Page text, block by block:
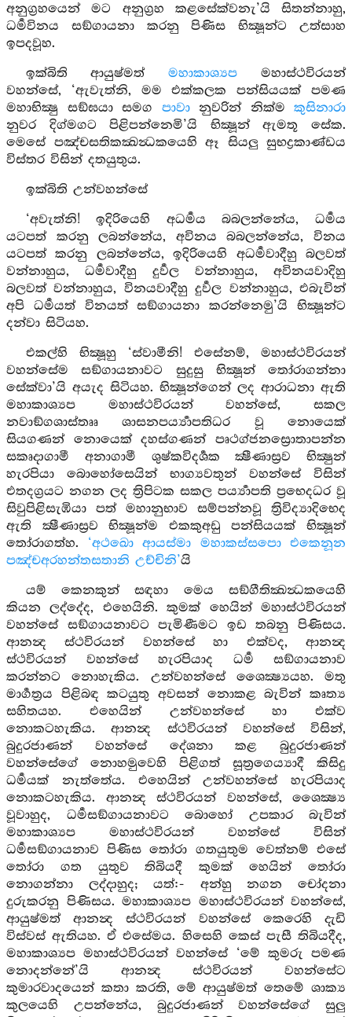
අනුග්‍රහයෙන් මට අනුග්‍රහ කළසේක්වනැ’යි සිතන්නාහු,
ධර්‍මවිනය සඞ්ගායනා කරනු පිණිස භික්‍ෂූන්ට උත්සාහ
ඉපදවූහ.
ඉක්බිති ආයුෂ්මත්මහාකාශ්‍යප මහාස්ථවිරයන්
වහන්සේ, ‘ඇවැත්නි, මම එක්කලක පන්සියයක් පමණ
මහාභික්‍ෂු සඞ්ඝයා සමග පාවානුවරින් නික්ම කුසිනාරා
නුවර දිග්මගට පිළිපන්නෙමි’යි භික්‍ෂූන් ඇමතූ සේක.
මෙසේ පඤ්චසතිකක්‍ඛන්‍ධකයෙහි ඈ සියලු සුභද්‍රකාණ්ඩය
විස්තර විසින් දතයුතුය.
ඉක්බිති උන්වහන්සේ
‘අවැත්නි! ඉදිරියෙහි අධර්‍මය බබලන්නේය, ධර්‍මය
යටපත් කරනු ලබන්නේය, අවිනය බබලන්නේය, විනය
යටපත් කරනු ලබන්නේය, ඉදිරියෙහි අධර්‍මවාදීහු බලවත්
වන්නාහුය, ධර්‍මවාදීහු දුර්‍වල වන්නාහුය, අවිනයවාදිහු
බලවත් වන්නාහුය, විනයවාදීහු දුර්‍වල වන්නාහුය, එබැවින්
අපි ධර්‍මයත් විනයත් සඞ්ගායනා කරන්නෙමු’යි භික්‍ෂූන්ට
දන්වා සිටියහ.
එකල්හි භික්‍ෂූහු ‘ස්වාමීනි! එසේනම්, මහාස්ථවිරයන්
වහන්සේම සඞ්ගායනාවට සුදුසු භික්‍ෂූන් තෝරාගන්නා
සේක්වා’යි අයැද සිටියහ. භික්‍ෂූන්ගෙන් ලද ආරාධනා ඇති
මහාකාශ්‍යප මහාස්ථවිරයන් වහන්සේ, සකල
නවාඞ්ගශාස්තෲ ශාසනපර්‍ය්‍යාපතිධර වූ නොයෙක්
සියගණන් නොයෙක් දහස්ගණන් පෘථග්ජනස්‍රොතාපන්න
සකෘදාගාමී අනාගාමී ශුෂ්කවිදර්‍ශක ක්‍ෂීණාස්‍රව භික්‍ෂුන්
හැරපියා බොහෝසෙයින් භාග්‍යවතුන් වහන්සේ විසින්
එතදග්‍රයට නගන ලද ත්‍රිපිටක සකල පර්‍ය්‍යාපති ප්‍රභෙදධර වූ
සිවුපිළිසැඹියා පත් මහානුභාව සම්පන්නවූ ත්‍රිවිද්‍යාදිභෙද
ඇති ක්‍ෂීණාස්‍රව භික්‍ෂූන්ම එකකුඅඩු පන්සියයක් භික්‍ෂූන්
තෝරාගත්හ. ‘අථඛො ආයස්මා මහාකස්සපො එකෙනූන
පඤ්චඅරහන්තසතානි උච්චිනි’යි
යම් කෙනකුන් සඳහා මෙය සඞ්ගීතික්‍ඛන්‍ධකයෙහි
කියන ලද්දේද, එහෙයිනි. කුමක් හෙයින් මහාස්ථවිරයන්
වහන්සේ සඞ්ගායනාවට පැමිණීමට ඉඩ තබනු පිණිසය.
ආනන්‍ද ස්ථවිරයන් වහන්සේ හා එක්වද, ආනන්‍ද
ස්ථවිරයන් වහන්සේ හැරපියාද ධර්‍ම සඞ්ගායනාව
කරන්නට නොහැකිය. උන්වහන්සේ ශෛක්‍ෂ්‍යයහ. මතු
මාර්‍ගත්‍රය පිළිබඳ කටයුතු අවසන් නොකළ බැවින් කෘත්‍ය
සහිතයහ. එහෙයින් උන්වහන්සේ හා එක්ව
නොකටහැකිය. ආනන්‍ද ස්ථවිරයන් වහන්සේ විසින්,
බුදුරජාණන් වහන්සේ දේශනා කළ බුදුරජාණන්
වහන්සේගේ නොහමුවෙහි පිළිගත් සූත්‍රගෙය්‍යාදී කිසිදු
ධර්‍මයක් නැත්තේය. එහෙයින් උන්වහන්සේ හැරපියාද
නොකටහැකිය. ආනන්‍ද ස්ථවිරයන් වහන්සේ, ශෛක්‍ෂ්‍ය
වූවාහුද, ධර්‍මසඞ්ගායනාවට බොහෝ උපකාර බැවින්
මහාකාශ්‍යප මහාස්ථවිරයන් වහන්සේ විසින්
ධර්‍මසඞ්ගායනාව පිණිස තෝරා ගතයුතුම වෙත්නම් එසේ
තෝරා ගත යුතුව තිබියදී කුමක් හෙයින් තෝරා
නොගන්නා ලද්දාහුද; යත්:- අන්හු නගන චෝදනා
දුරුකරනු පිණිසය. මහාකාශ්‍යප මහාස්ථවිරයන් වහන්සේ,
ආයුෂ්මත් ආනන්‍ද ස්ථවිරයන් වහන්සේ කෙරෙහි දැඩි
විස්වස් ඇතියහ. ඒ එසේමය. හිසෙහි කෙස් පැසී තිබියදීද,
මහාකාශ්‍යප මහාස්ථවිරයන් වහන්සේ ‘මේ කුමරු පමණ
නොදන්නේ’යි ආනන්‍ද ස්ථවිරයන් වහන්සේට
කුමාරවාදයෙන් කතා කරති, මේ ආයුෂ්මත් තෙමේ ශාක්‍ය
කුලයෙහි උපන්නේය, බුදුරජාණන් වහන්සේගේ සුලු